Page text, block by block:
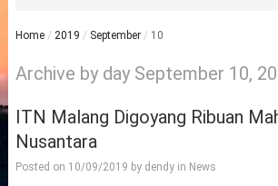
Home / 2019 / September / 10
Archive by day September 10,
ITN Malang Digoyang Ribuan
Nusantara
Posted on 10/09/2019 by dendyin News